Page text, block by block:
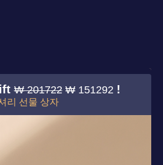
₩ 201722 ₩ 151292 !
리 선물 상자